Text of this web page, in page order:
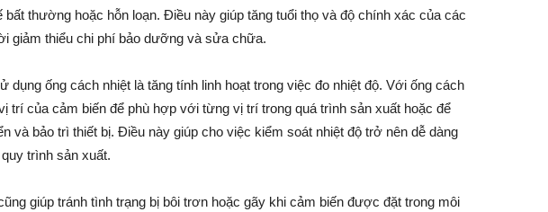
thường hoặc hỗn loạn. Điều này giúp tăng tuổi thọ và độ chính xác của các
giảm thiểu chi phí bảo dưỡng và sửa chữa.
dụng ống cách nhiệt là tăng tính linh hoạt trong việc đo nhiệt độ. Với ống cách
trí của cảm biến để phù hợp với từng vị trí trong quá trình sản xuất hoặc để
và bảo trì thiết bị. Điều này giúp cho việc kiểm soát nhiệt độ trở nên dễ dàng
trình sản xuất.
giúp tránh tình trạng bị bôi trơn hoặc gãy khi cảm biến được đặt trong môi